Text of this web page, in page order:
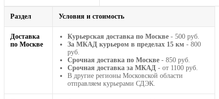
Раздел Условия и стоимость
Доставка
по Москве
Курьерская доставка по Москве - 500 руб.
За МКАД курьером в пределах 15 км - 800
руб.
Срочная доставка по Москве - 850 руб.
Срочная доставка за МКАД - от 1100 руб.
В другие регионы Московской области
отправляем курьерами СДЭК.